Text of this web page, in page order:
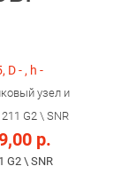
D - , h -
узел и
G2 \ SNR
р.
G2 \ SNR